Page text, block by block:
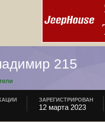
215
ЗАРЕГИСТРИРОВАН
12 марта 2023